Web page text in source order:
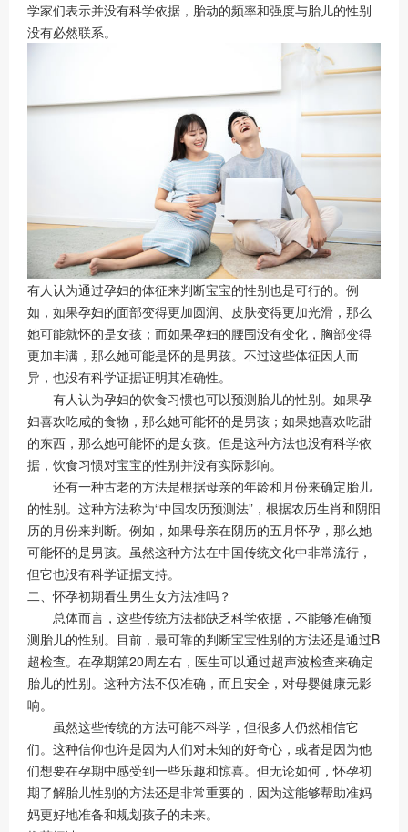
学家们表示并没有科学依据，胎动的频率和强度与胎儿的性别
没有必然联系。
有人认为通过孕妇的体征来判断宝宝的性别也是可行的。例
如，如果孕妇的面部变得更加圆润、皮肤变得更加光滑，那么
她可能就怀的是女孩；而如果孕妇的腰围没有变化，胸部变得
更加丰满，那么她可能是怀的是男孩。不过这些体征因人而
异，也没有科学证据证明其准确性。
有人认为孕妇的饮食习惯也可以预测胎儿的性别。如果孕
妇喜欢吃咸的食物，那么她可能怀的是男孩；如果她喜欢吃甜
的东西，那么她可能怀的是女孩。但是这种方法也没有科学依
据，饮食习惯对宝宝的性别并没有实际影响。
还有一种古老的方法是根据母亲的年龄和月份来确定胎儿
的性别。这种方法称为“中国农历预测法”，根据农历生肖和阴阳
历的月份来判断。例如，如果母亲在阴历的五月怀孕，那么她
可能怀的是男孩。虽然这种方法在中国传统文化中非常流行，
但它也没有科学证据支持。
二、怀孕初期看生男生女方法准吗？
总体而言，这些传统方法都缺乏科学依据，不能够准确预
测胎儿的性别。目前，最可靠的判断宝宝性别的方法还是通过B
超检查。在孕期第20周左右，医生可以通过超声波检查来确定
胎儿的性别。这种方法不仅准确，而且安全，对母婴健康无影
响。
虽然这些传统的方法可能不科学，但很多人仍然相信它
们。这种信仰也许是因为人们对未知的好奇心，或者是因为他
们想要在孕期中感受到一些乐趣和惊喜。但无论如何，怀孕初
期了解胎儿性别的方法还是非常重要的，因为这能够帮助准妈
妈更好地准备和规划孩子的未来。